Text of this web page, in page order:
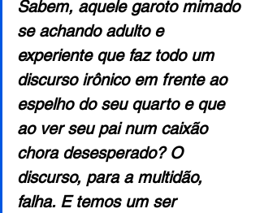
Sabem, aquele garoto mimado
se achando adulto e
experiente que faz todo um
discurso irônico em frente ao
espelho do seu quarto e que
ao ver seu pai num caixão
chora desesperado? O
discurso, para a multidão,
falha. E temos um ser